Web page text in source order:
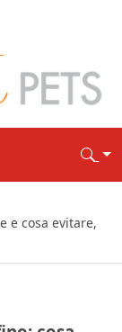
e cosa evitare,